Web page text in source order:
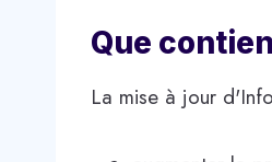
Que
La mise à jour